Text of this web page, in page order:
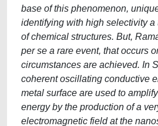
base of this phenomenon,
identifying with high selectivity a
of chemical structures. But,
per se a rare event, that occurs
circumstances are achieved. In
coherent oscillating conductive
metal surface are used to
energy by the production of a
electromagnetic field at the